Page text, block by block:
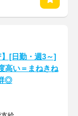
】[日勤・週3～]
高い＝まねきね
◎